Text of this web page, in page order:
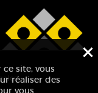
site, vous
réaliser des
vous